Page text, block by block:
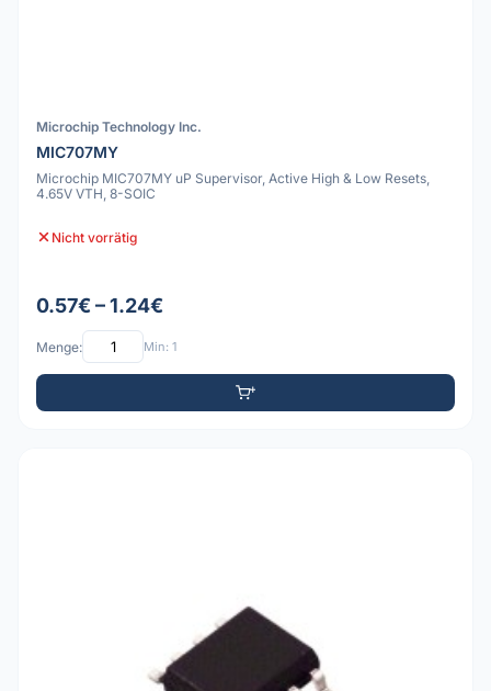
Microchip Technology Inc.
MIC707MY
Microchip MIC707MY uP Supervisor, Active High & Low Resets,
4.65V VTH, 8-SOIC
Nicht vorrätig
0.57€ – 1.24€
Menge: Min: 1